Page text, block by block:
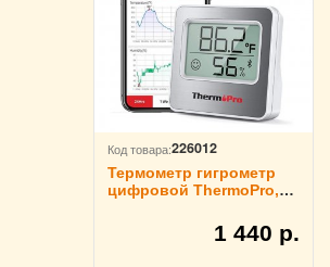
Код товара:226012
Термометр гигрометр
цифровой ThermoPro,
1 440 р.